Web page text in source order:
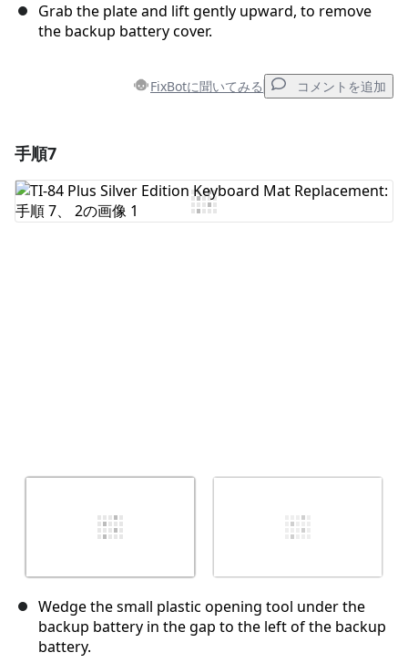
Grab the plate and lift gently upward, to remove
the backup battery cover.
FixBotに聞いてみる コメントを追加
コメントを追加
手順7
Wedge the small plastic opening tool under the
backup battery in the gap to the left of the backup
battery.